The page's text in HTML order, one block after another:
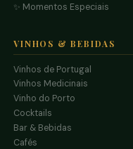
✨ Momentos Especiais
VINHOS & BEBIDAS
Vinhos de Portugal
Vinhos Medicinais
Vinho do Porto
Cocktails
Bar & Bebidas
Cafés